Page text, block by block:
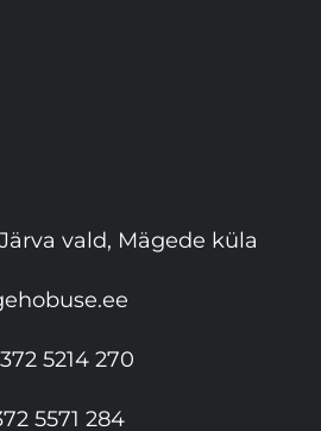
vald, Mägede küla
5214 270
5571 284